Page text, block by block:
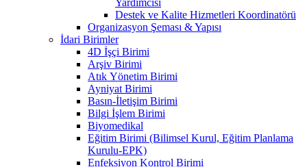
Destek ve Kalite Hizmetleri Koordinatörü
Organizasyon Şeması & Yapısı
İdari Birimler
4D İşçi Birimi
Arşiv Birimi
Atık Yönetim Birimi
Ayniyat Birimi
Basın-İletişim Birimi
Bilgi İşlem Birimi
Biyomedikal
Eğitim Birimi (Bilimsel Kurul, Eğitim Planlama
Kurulu-EPK)
Enfeksiyon Kontrol Birimi